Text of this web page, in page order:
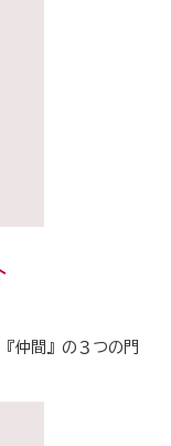
仲間』の３つの門